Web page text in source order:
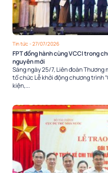
Tin tức - 27/07/2026
FPT đồng hành cùng VCCI trong
nguyên mới
Sáng ngày 25/7, Liên đoàn Thương
tổ chức Lễ khởi động chương trình
kiện,...